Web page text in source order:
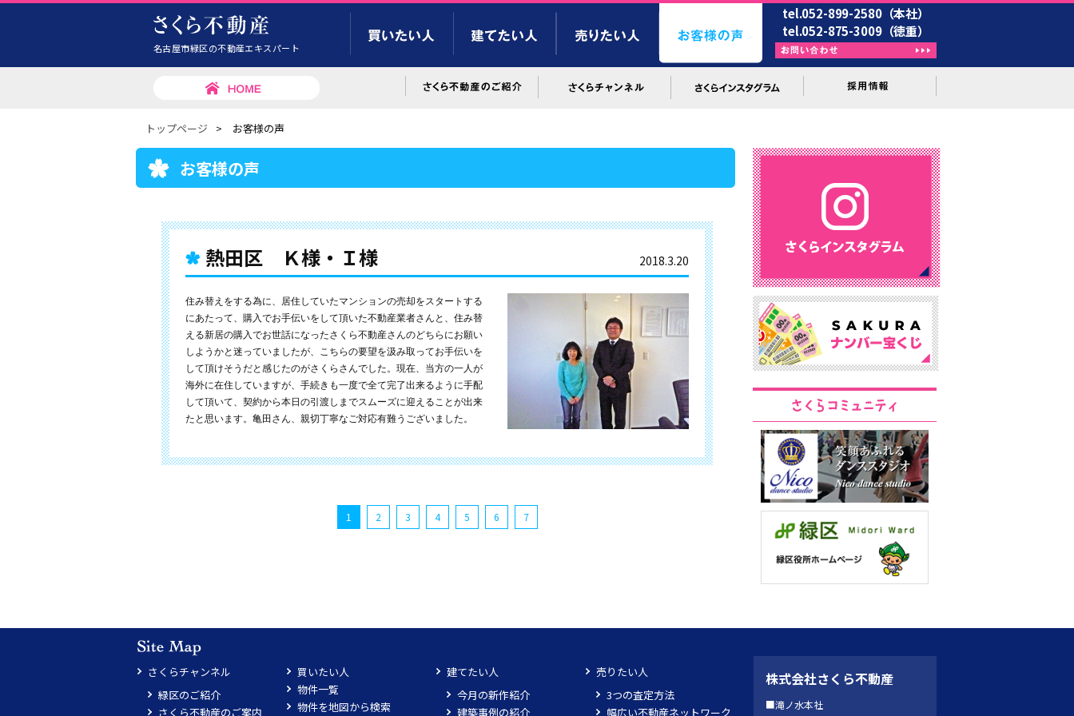
名古屋市緑区の不動産エキスパート
tel.052-899-2580（本社）
tel.052-875-3009（徳重）
トップページ > お客様の声
お客様の声
2018.3.20
熱田区 Ｋ様・Ｉ様
住み替えをする為に、居住していたマンションの売却をスタートする
にあたって、購入でお手伝いをして頂いた不動産業者さんと、住み替
える新居の購入でお世話になったさくら不動産さんのどちらにお願い
しようかと迷っていましたが、こちらの要望を汲み取ってお手伝いを
して頂けそうだと感じたのがさくらさんでした。現在、当方の一人が
海外に在住していますが、手続きも一度で全て完了出来るように手配
して頂いて、契約から本日の引渡しまでスムーズに迎えることが出来
たと思います。亀田さん、親切丁寧なご対応有難うございました。
1 2 3 4 5 6 7
さくらチャンネル
緑区のご紹介
さくら不動産のご案内
買いたい人
物件一覧
物件を地図から検索
建てたい人
今月の新作紹介
建築事例の紹介
売りたい人
3つの査定方法
幅広い不動産ネットワーク
株式会社さくら不動産
■滝ノ水本社